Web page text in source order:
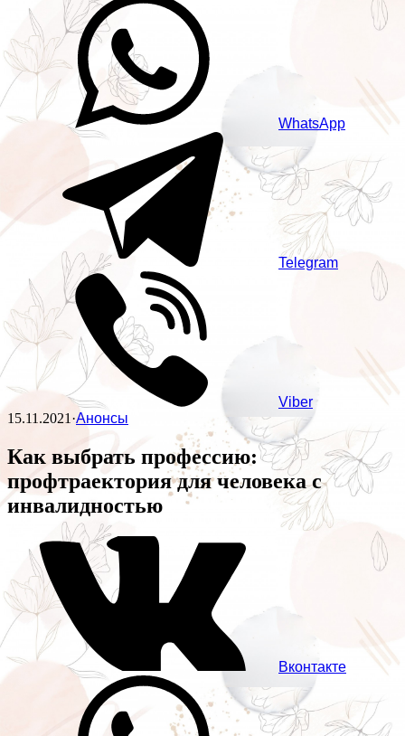
WhatsApp
Telegram
Viber
15.11.2021·Анонсы
Как выбрать профессию:
профтраектория для человека с
инвалидностью
Вконтакте